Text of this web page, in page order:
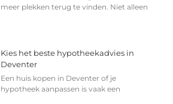
meer plekken terug te vinden. Niet alleen
Kies het beste hypotheekadvies in
Deventer
Een huis kopen in Deventer of je
hypotheek aanpassen is vaak een